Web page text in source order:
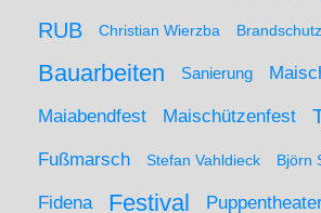
RUB
Christian Wierzba Brandschutz
Bauarbeiten Sanierung
Maiabendfest
Maischützenfest
Fußmarsch Stefan Vahldieck Björn
Fidena Festival